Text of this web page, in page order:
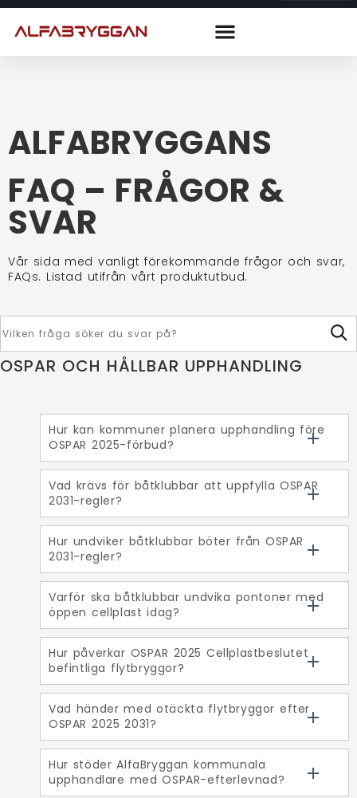
ALFABRYGGANS
FAQ – FRÅGOR &
SVAR
Vår sida med vanligt förekommande frågor och svar,
FAQs. Listad utifrån vårt produktutbud.
OSPAR OCH HÅLLBAR UPPHANDLING
Hur kan kommuner planera upphandling före
OSPAR 2025-förbud?
Vad krävs för båtklubbar att uppfylla OSPAR
2031-regler?
Hur undviker båtklubbar böter från OSPAR
2031-regler?
Varför ska båtklubbar undvika pontoner med
öppen cellplast idag?
Hur påverkar OSPAR 2025 Cellplastbeslutet
befintliga flytbryggor?
Vad händer med otäckta flytbryggor efter
OSPAR 2025 2031?
Hur stöder AlfaBryggan kommunala
upphandlare med OSPAR-efterlevnad?